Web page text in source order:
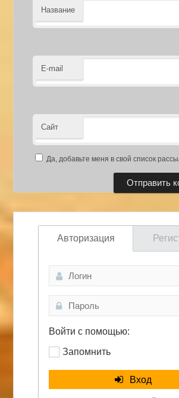
Название
E-mail
Сайт
Да, добавьте меня в свой список
Авторизация
Войти с помощью:
Запомнить
Вход